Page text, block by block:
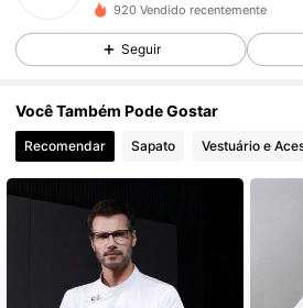
4,60 70 Seguidores
4,60
4,60 70 Seguidores
4,60
4,60
920 Vendido recentemente
Seguir
Você Também Pode Gostar
Recomendar Sapato Vestuário e